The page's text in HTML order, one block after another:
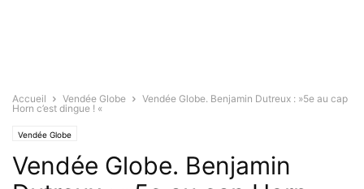
Accueil Vendée Globe
Vendée Globe. Benjamin Dutreux : »5e au cap
Horn c’est dingue ! «
Vendée Globe
Vendée Globe. Benjamin